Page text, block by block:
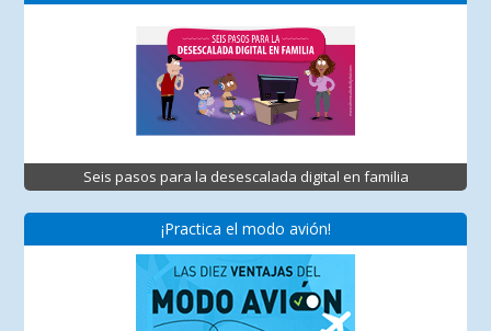
Seis pasos para la desescalada digital en familia
¡Practica el modo avión!